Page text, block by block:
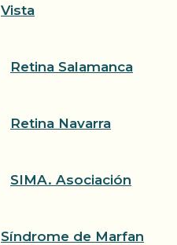
Vista
Retina Salamanca
Retina Navarra
SIMA. Asociación
Síndrome de Marfan